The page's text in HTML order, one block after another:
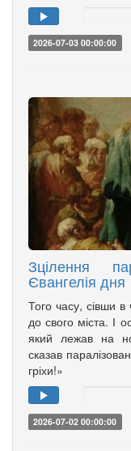
2026-07-03 00:00:00
Зцілення
Євангелія дня
Того часу, сівши
до свого міста. І
який лежав на
сказав
гріхи!»
2026-07-02 00:00:00